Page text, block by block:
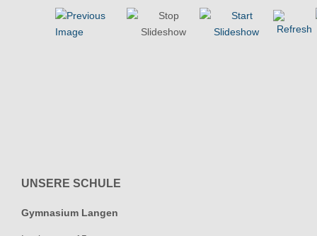
UNSERE SCHULE
Gymnasium Langen